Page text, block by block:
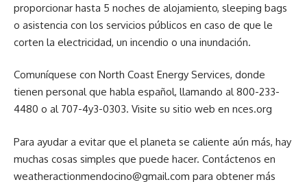
proporcionar hasta 5 noches de alojamiento, sleeping bags
o asistencia con los servicios públicos en caso de que le
corten la electricidad, un incendio o una inundación.
Comuníquese con North Coast Energy Services, donde
tienen personal que habla español, llamando al 800-233-
4480 o al 707-4y3-0303. Visite su sitio web en nces.org
Para ayudar a evitar que el planeta se caliente aún más, hay
muchas cosas simples que puede hacer. Contáctenos en
weatheractionmendocino@gmail.com para obtener más